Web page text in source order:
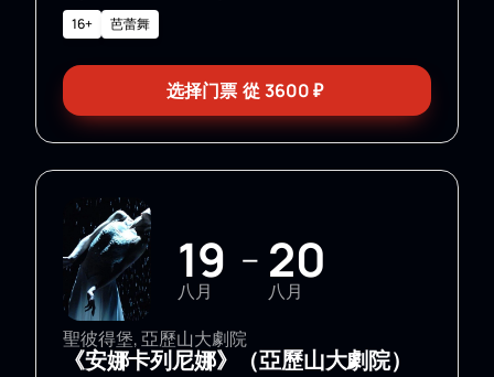
16+ 芭蕾舞
选择门票 從3600₽
19
八月
— 20
八月
聖彼得堡, 亞歷山大劇院
《安娜卡列尼娜》（亞歷山大劇院）